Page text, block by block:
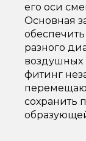
его оси
Основная
разного
воздушных
фитинг
сохранить